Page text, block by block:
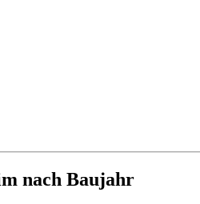
nach Baujahr